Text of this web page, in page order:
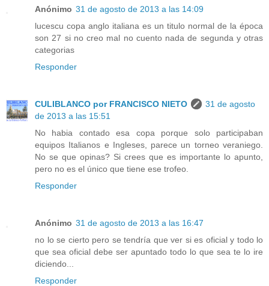
Anónimo 31 de agosto de 2013 a las 14:09
lucescu copa anglo italiana es un titulo normal de la época
son 27 si no creo mal no cuento nada de segunda y otras
categorias
Responder
CULIBLANCO por FRANCISCO NIETO
31 de agosto
de 2013 a las 15:51
No habia contado esa copa porque solo participaban
equipos Italianos e Ingleses, parece un torneo veraniego.
No se que opinas? Si crees que es importante lo apunto,
pero no es el único que tiene ese trofeo.
Responder
Anónimo 31 de agosto de 2013 a las 16:47
no lo se cierto pero se tendría que ver si es oficial y todo lo
que sea oficial debe ser apuntado todo lo que sea te lo ire
diciendo...
Responder